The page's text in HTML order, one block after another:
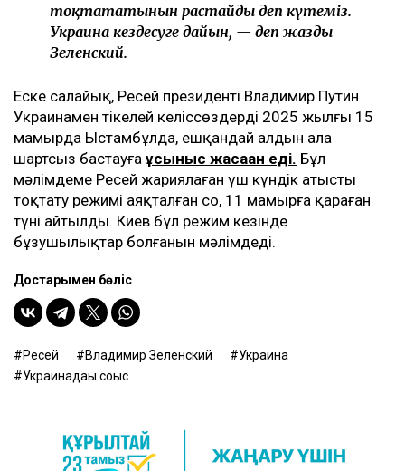
тоқтататынын растайды деп күтеміз.
Украина кездесуге дайын, — деп жазды
Зеленский.
Еске салайық, Ресей президенті Владимир Путин
Украинамен тікелей келіссөздерді 2025 жылғы 15
мамырда Ыстамбұлда, ешқандай алдын ала
шартсыз бастауға ұсыныс жасаған еді. Бұл
мәлімдеме Ресей жариялаған үш күндік атысты
тоқтату режимі аяқталған соң, 11 мамырға қараған
түні айтылды. Киев бұл режим кезінде
бұзушылықтар болғанын мәлімдеді.
Достарыңмен бөліс
Ресей Владимир Зеленский
Украина
Украинадағы соғыс